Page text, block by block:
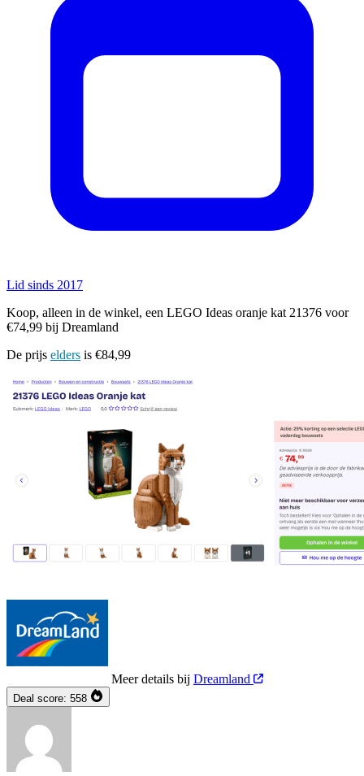
Lid sinds 2017
Koop, alleen in de winkel, een LEGO Ideas oranje kat 21376 voor
€74,99 bij Dreamland
De prijs elders is €84,99
Meer details bij Dreamland
Deal score: 558